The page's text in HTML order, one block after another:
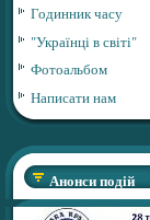
Годинник часу
"Українці в світі"
Фотоальбом
Написати нам
Анонси подій